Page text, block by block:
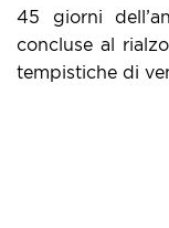
45 giorni
concluse al
tempistiche di